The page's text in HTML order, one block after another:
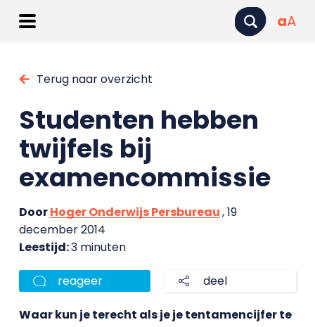
aA
Terug naar overzicht
Studenten hebben
twijfels bij
examencommissie
DoorHoger Onderwijs Persbureau, 19
december 2014
Leestijd:3 minuten
reageer deel
Waar kun je terecht als je je tentamencijfer te